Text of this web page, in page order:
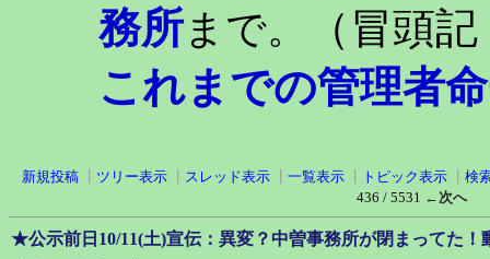
務所まで。 （冒
これまでの管理者
新規投稿 ツリー表示 スレッド表示 一覧表示 トピック表示
検
436 / 5531 ←次へ
★公示前日10/11(土)宣伝：異変？中曽事務所が閉まってた！